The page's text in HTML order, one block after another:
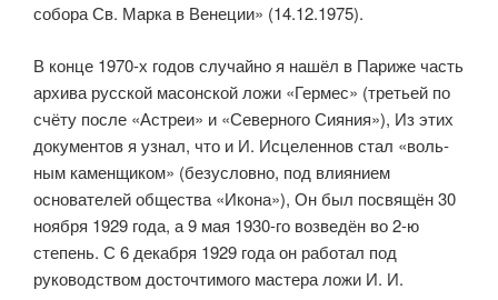
собора Св. Марка в Венеции» (14.12.1975).
В конце 1970-х годов случайно я нашёл в Париже часть
архива русской масонской ложи «Гермес» (третьей по
счёту после «Астреи» и «Северного Сияния»), Из этих
документов я узнал, что и И. Исцеленнов стал «воль­
ным каменщиком» (безусловно, под влиянием
основателей общества «Икона»), Он был посвящён 30
ноября 1929 года, а 9 мая 1930-го возве­дён во 2-ю
степень. С 6 декабря 1929 года он работал под
руководством досточтимого мастера ложи И. И.